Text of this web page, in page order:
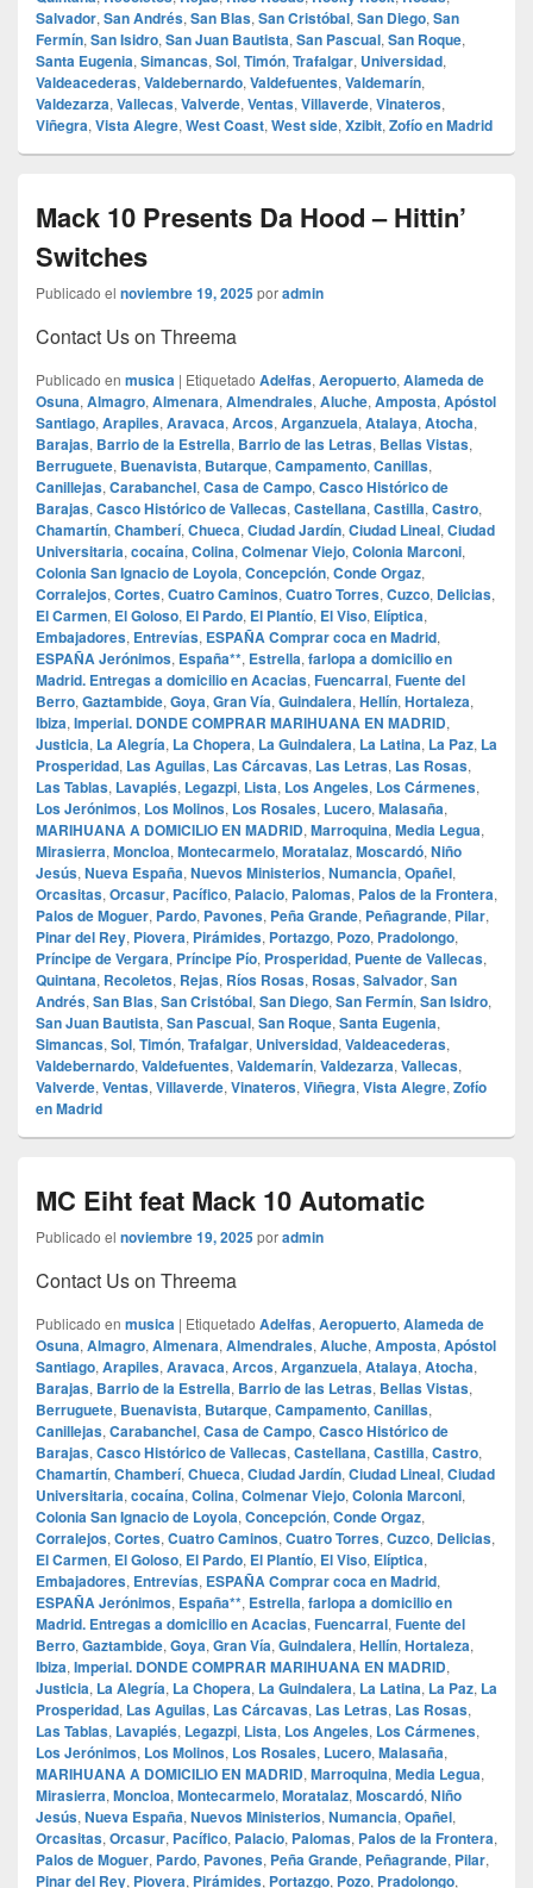
Salvador, San Andrés, San Blas, San Cristóbal, San Diego, San
Fermín, San Isidro, San Juan Bautista, San Pascual, San Roque,
Santa Eugenia, Simancas, Sol, Timón, Trafalgar, Universidad,
Valdeacederas, Valdebernardo, Valdefuentes, Valdemarín,
Valdezarza, Vallecas, Valverde, Ventas, Villaverde, Vinateros,
Viñegra, Vista Alegre, West Coast, West side, Xzibit, Zofío en Madrid
Mack 10 Presents Da Hood – Hittin’
Switches
Publicado el noviembre 19, 2025poradmin
Contact Us on Threema
Publicado en musica | Etiquetado Adelfas, Aeropuerto, Alameda de
Osuna, Almagro, Almenara, Almendrales, Aluche, Amposta, Apóstol
Santiago, Arapiles, Aravaca, Arcos, Arganzuela, Atalaya, Atocha,
Barajas, Barrio de la Estrella, Barrio de las Letras, Bellas Vistas,
Berruguete, Buenavista, Butarque, Campamento, Canillas,
Canillejas, Carabanchel, Casa de Campo, Casco Histórico de
Barajas, Casco Histórico de Vallecas, Castellana, Castilla, Castro,
Chamartín, Chamberí, Chueca, Ciudad Jardín, Ciudad Lineal, Ciudad
Universitaria, cocaína, Colina, Colmenar Viejo, Colonia Marconi,
Colonia San Ignacio de Loyola, Concepción, Conde Orgaz,
Corralejos, Cortes, Cuatro Caminos, Cuatro Torres, Cuzco, Delicias,
El Carmen, El Goloso, El Pardo, El Plantío, El Viso, Elíptica,
Embajadores, Entrevías, ESPAÑA Comprar coca en Madrid,
ESPAÑA Jerónimos, España**, Estrella, farlopa a domicilio en
Madrid. Entregas a domicilio en Acacias, Fuencarral, Fuente del
Berro, Gaztambide, Goya, Gran Vía, Guindalera, Hellín, Hortaleza,
Ibiza, Imperial. DONDE COMPRAR MARIHUANA EN MADRID,
Justicia, La Alegría, La Chopera, La Guindalera, La Latina, La Paz, La
Prosperidad, Las Aguilas, Las Cárcavas, Las Letras, Las Rosas,
Las Tablas, Lavapiés, Legazpi, Lista, Los Angeles, Los Cármenes,
Los Jerónimos, Los Molinos, Los Rosales, Lucero, Malasaña,
MARIHUANA A DOMICILIO EN MADRID, Marroquina, Media Legua,
Mirasierra, Moncloa, Montecarmelo, Moratalaz, Moscardó, Niño
Jesús, Nueva España, Nuevos Ministerios, Numancia, Opañel,
Orcasitas, Orcasur, Pacífico, Palacio, Palomas, Palos de la Frontera,
Palos de Moguer, Pardo, Pavones, Peña Grande, Peñagrande, Pilar,
Pinar del Rey, Piovera, Pirámides, Portazgo, Pozo, Pradolongo,
Príncipe de Vergara, Príncipe Pío, Prosperidad, Puente de Vallecas,
Quintana, Recoletos, Rejas, Ríos Rosas, Rosas, Salvador, San
Andrés, San Blas, San Cristóbal, San Diego, San Fermín, San Isidro,
San Juan Bautista, San Pascual, San Roque, Santa Eugenia,
Simancas, Sol, Timón, Trafalgar, Universidad, Valdeacederas,
Valdebernardo, Valdefuentes, Valdemarín, Valdezarza, Vallecas,
Valverde, Ventas, Villaverde, Vinateros, Viñegra, Vista Alegre, Zofío
en Madrid
MC Eiht feat Mack 10 Automatic
Publicado el noviembre 19, 2025poradmin
Contact Us on Threema
Publicado en musica | Etiquetado Adelfas, Aeropuerto, Alameda de
Osuna, Almagro, Almenara, Almendrales, Aluche, Amposta, Apóstol
Santiago, Arapiles, Aravaca, Arcos, Arganzuela, Atalaya, Atocha,
Barajas, Barrio de la Estrella, Barrio de las Letras, Bellas Vistas,
Berruguete, Buenavista, Butarque, Campamento, Canillas,
Canillejas, Carabanchel, Casa de Campo, Casco Histórico de
Barajas, Casco Histórico de Vallecas, Castellana, Castilla, Castro,
Chamartín, Chamberí, Chueca, Ciudad Jardín, Ciudad Lineal, Ciudad
Universitaria, cocaína, Colina, Colmenar Viejo, Colonia Marconi,
Colonia San Ignacio de Loyola, Concepción, Conde Orgaz,
Corralejos, Cortes, Cuatro Caminos, Cuatro Torres, Cuzco, Delicias,
El Carmen, El Goloso, El Pardo, El Plantío, El Viso, Elíptica,
Embajadores, Entrevías, ESPAÑA Comprar coca en Madrid,
ESPAÑA Jerónimos, España**, Estrella, farlopa a domicilio en
Madrid. Entregas a domicilio en Acacias, Fuencarral, Fuente del
Berro, Gaztambide, Goya, Gran Vía, Guindalera, Hellín, Hortaleza,
Ibiza, Imperial. DONDE COMPRAR MARIHUANA EN MADRID,
Justicia, La Alegría, La Chopera, La Guindalera, La Latina, La Paz, La
Prosperidad, Las Aguilas, Las Cárcavas, Las Letras, Las Rosas,
Las Tablas, Lavapiés, Legazpi, Lista, Los Angeles, Los Cármenes,
Los Jerónimos, Los Molinos, Los Rosales, Lucero, Malasaña,
MARIHUANA A DOMICILIO EN MADRID, Marroquina, Media Legua,
Mirasierra, Moncloa, Montecarmelo, Moratalaz, Moscardó, Niño
Jesús, Nueva España, Nuevos Ministerios, Numancia, Opañel,
Orcasitas, Orcasur, Pacífico, Palacio, Palomas, Palos de la Frontera,
Palos de Moguer, Pardo, Pavones, Peña Grande, Peñagrande, Pilar,
Pinar del Rey, Piovera, Pirámides, Portazgo, Pozo, Pradolongo,